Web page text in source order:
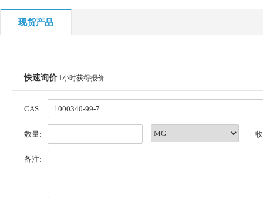
现货产品
快速询价 1小时获得报价
CAS:
数量:
备注: